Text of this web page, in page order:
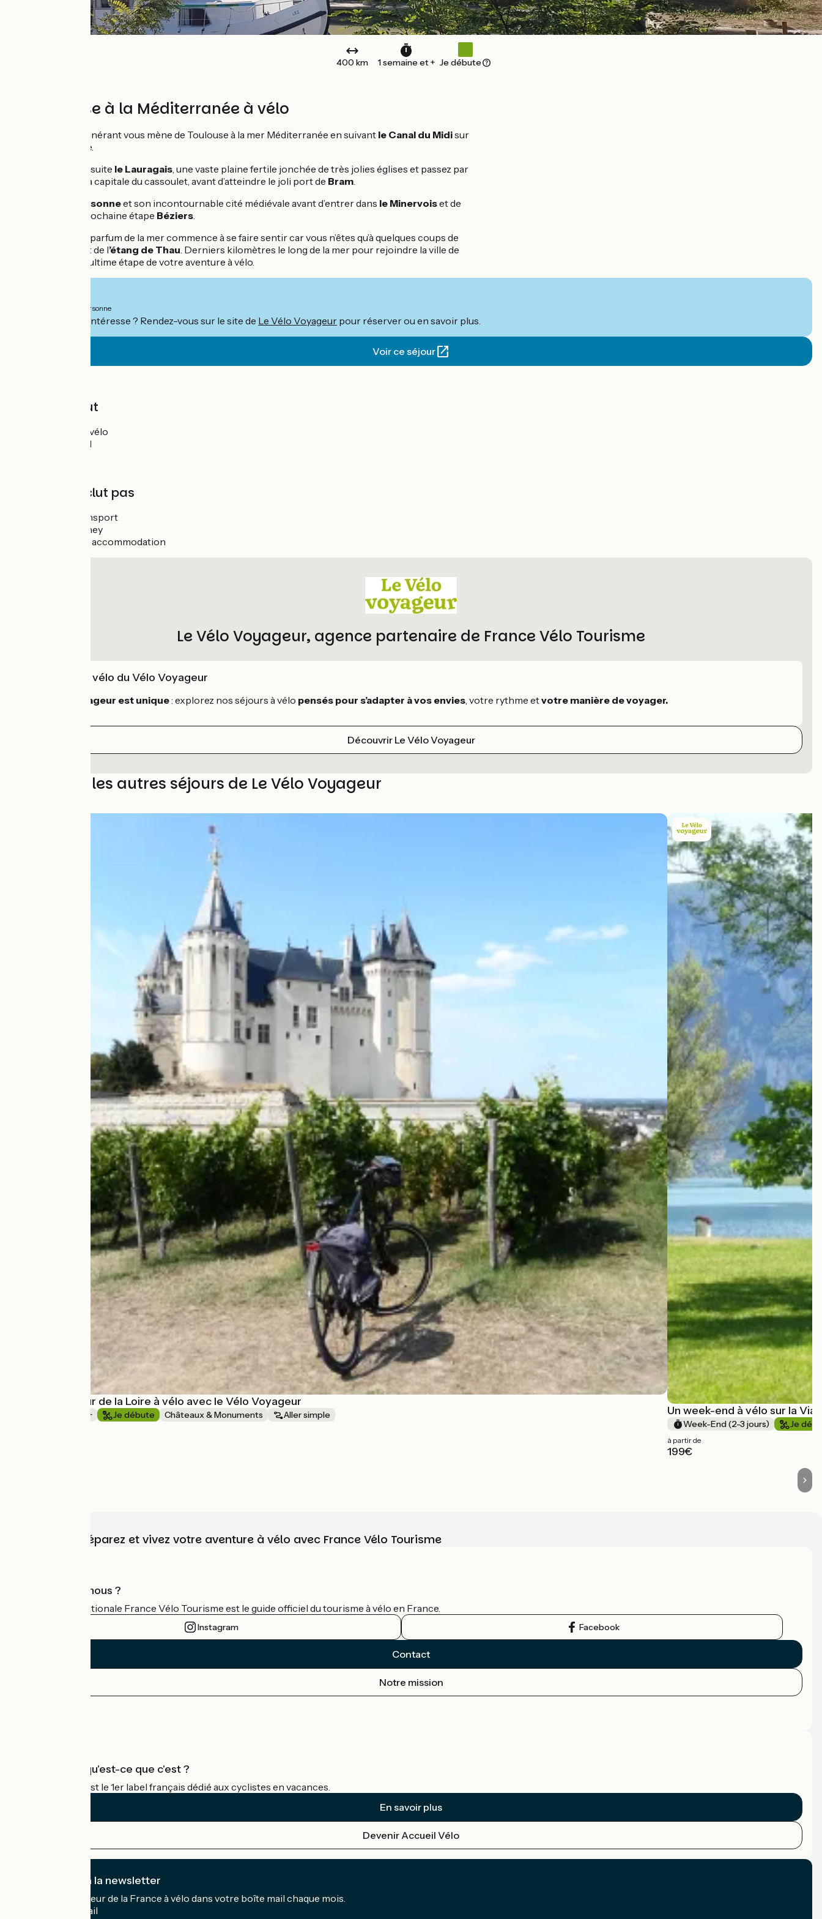
400 km 1 semaine et + Je débute
De Toulouse à la Méditerranée à vélo
Ce séjour à vélo itinérant vous mène de Toulouse à la mer Méditerranée en suivant le Canal du Midisur
les voies de halage.
Vous traversez ensuite le Lauragais , une vaste plaine fertile jonchée de très jolies églises et passez par
, la capitale du cassoulet, avant d’atteindre le joli port de Bram
Carcassonneet son incontournable cité médiévale avant d’entrer dans le Minervoiset de
rejoindre votre prochaine étape Béziers
, le parfum de la mer commence à se faire sentir car vous n’êtes qu’à quelques coups de
et de l’étang de Thau . Derniers kilomètres le long de la mer pour rejoindre la ville de
et son port, ultime étape de votre aventure à vélo.
par personne
Ce séjour vous intéresse ? Rendez-vous sur le site de Le Vélo Voyageur pour réserver ou en savoir plus.
Voir ce séjour
Le prix inclut
Location de vélo
Nuits d'hôtel
Le prix n'inclut pas
Luggage transport
Return journey
Extra night’s accommodation
Le Vélo Voyageur, agence partenaire de France Vélo Tourisme
L'expertise vélo du Vélo Voyageur
Chaque voyageur est unique: explorez nos séjours à vélo pensés pour s’adapter à vos envies , votre rythme etvotre manière de voyager.
Découvrir Le Vélo Voyageur
Découvrez les autres séjours de Le Vélo Voyageur
Coup de coeur de la Loire à vélo avec le Vélo Voyageur
1 semaine et + Je débute Châteaux & Monuments Aller simple Un week-end à vélo sur la
Week-End (2-3 jours) Je
à partir de
199€
Choisissez, préparez et vivez votre aventure à vélo avec France Vélo Tourisme
Qui sommes-nous ?
L'association nationale France Vélo Tourisme est le guide officiel du tourisme à vélo en France.
Instagram Facebook
Contact
Notre mission
Accueil Vélo qu'est-ce que c'est ?
Accueil Vélo c'est le 1er label français dédié aux cyclistes en vacances.
En savoir plus
Devenir Accueil Vélo
Je m'abonne à la newsletter
Recevez le meilleur de la France à vélo dans votre boîte mail chaque mois.
Mon adresse mail